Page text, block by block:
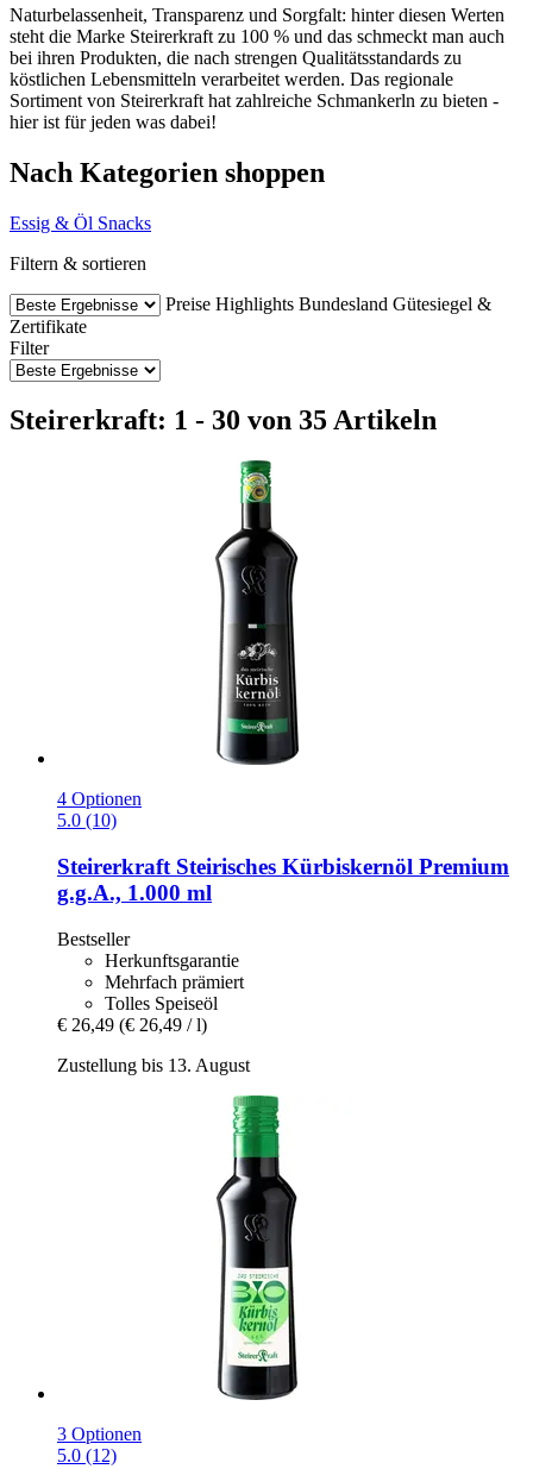
Naturbelassenheit, Transparenz und Sorgfalt: hinter diesen Werten
steht die Marke Steirerkraft zu 100 % und das schmeckt man auch
bei ihren Produkten, die nach strengen Qualitätsstandards zu
köstlichen Lebensmitteln verarbeitet werden. Das regionale
Sortiment von Steirerkraft hat zahlreiche Schmankerln zu bieten -
hier ist für jeden was dabei!
Nach Kategorien shoppen
Essig & Öl Snacks
Filtern & sortieren
Preise Highlights Bundesland Gütesiegel &
Zertifikate
Filter
Steirerkraft: 1 - 30 von 35 Artikeln
4 Optionen
5.0 (10)
Steirerkraft Steirisches Kürbiskernöl Premium
g.g.A., 1.000 ml
Bestseller
Herkunftsgarantie
Mehrfach prämiert
Tolles Speiseöl
€ 26,49 (€ 26,49 / l)
Zustellung bis 13. August
3 Optionen
5.0 (12)